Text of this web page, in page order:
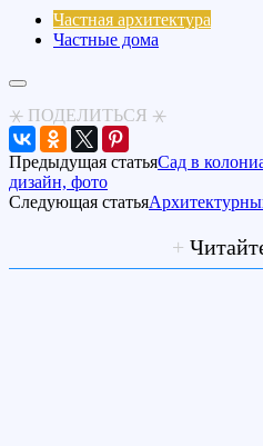
Частная архитектура
Частные дома
⚹ ПОДЕЛИТЬСЯ ⚹
Предыдущая статьяСад в
дизайн, фото
Следующая статья
+